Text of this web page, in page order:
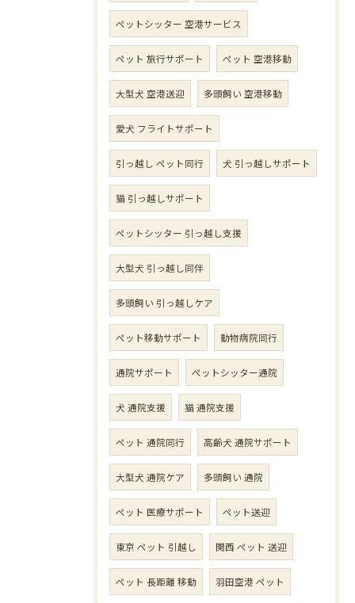
ペットシッター 空港サービス
ペット 旅行サポート ペット 空港移動
大型犬 空港送迎 多頭飼い 空港移動
愛犬 フライトサポート
引っ越し ペット同行 犬 引っ越しサポート
猫 引っ越しサポート
ペットシッター 引っ越し支援
大型犬 引っ越し同伴
多頭飼い 引っ越しケア
ペット移動サポート 動物病院同行
通院サポート ペットシッター通院
犬 通院支援 猫 通院支援
ペット 通院同行 高齢犬 通院サポート
大型犬 通院ケア 多頭飼い 通院
ペット 医療サポート ペット送迎
東京 ペット 引越し 関西 ペット 送迎
ペット 長距離 移動 羽田空港 ペット